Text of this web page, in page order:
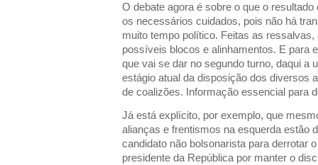
O debate agora é sobre o que o
os necessários cuidados, pois não há
muito tempo político. Feitas as
possíveis blocos e alinhamentos. E para
que vai se dar no segundo turno, daqui a
estágio atual da disposição dos diversos
de coalizões. Informação essencial para
Já está explícito, por exemplo, que
alianças e frentismos na esquerda estão
candidato não bolsonarista para derrotar
presidente da República por manter o